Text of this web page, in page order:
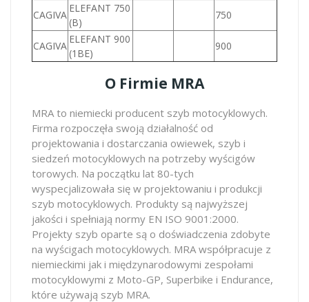
CAGIVA
ELEFANT 750
(B)
750
CAGIVA
ELEFANT 900
(1BE)
900
O Firmie MRA
MRA to niemiecki producent szyb motocyklowych.
Firma rozpoczęła swoją działalność od
projektowania i dostarczania owiewek, szyb i
siedzeń motocyklowych na potrzeby wyścigów
torowych. Na początku lat 80-tych
wyspecjalizowała się w projektowaniu i produkcji
szyb motocyklowych. Produkty są najwyższej
jakości i spełniają normy EN ISO 9001:2000.
Projekty szyb oparte są o doświadczenia zdobyte
na wyścigach motocyklowych. MRA współpracuje z
niemieckimi jak i międzynarodowymi zespołami
motocyklowymi z Moto-GP, Superbike i Endurance,
które używają szyb MRA.